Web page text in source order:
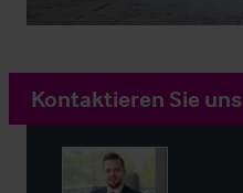
Kontaktieren Sie uns